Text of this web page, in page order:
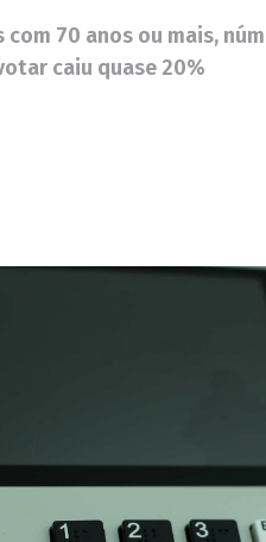
70 anos ou mais,
caiu quase 20%